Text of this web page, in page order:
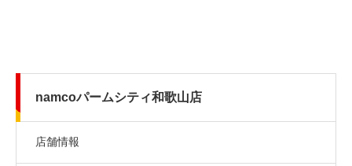
namcoパームシティ和歌山店
店舗情報